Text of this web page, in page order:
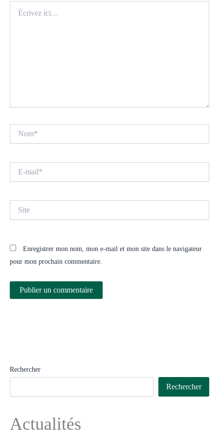
ici…
mail*
Enregistrer mon nom, mon e-mail et mon site dans le navigateur
pour mon prochain commentaire.
Rechercher
Rechercher
Actualités